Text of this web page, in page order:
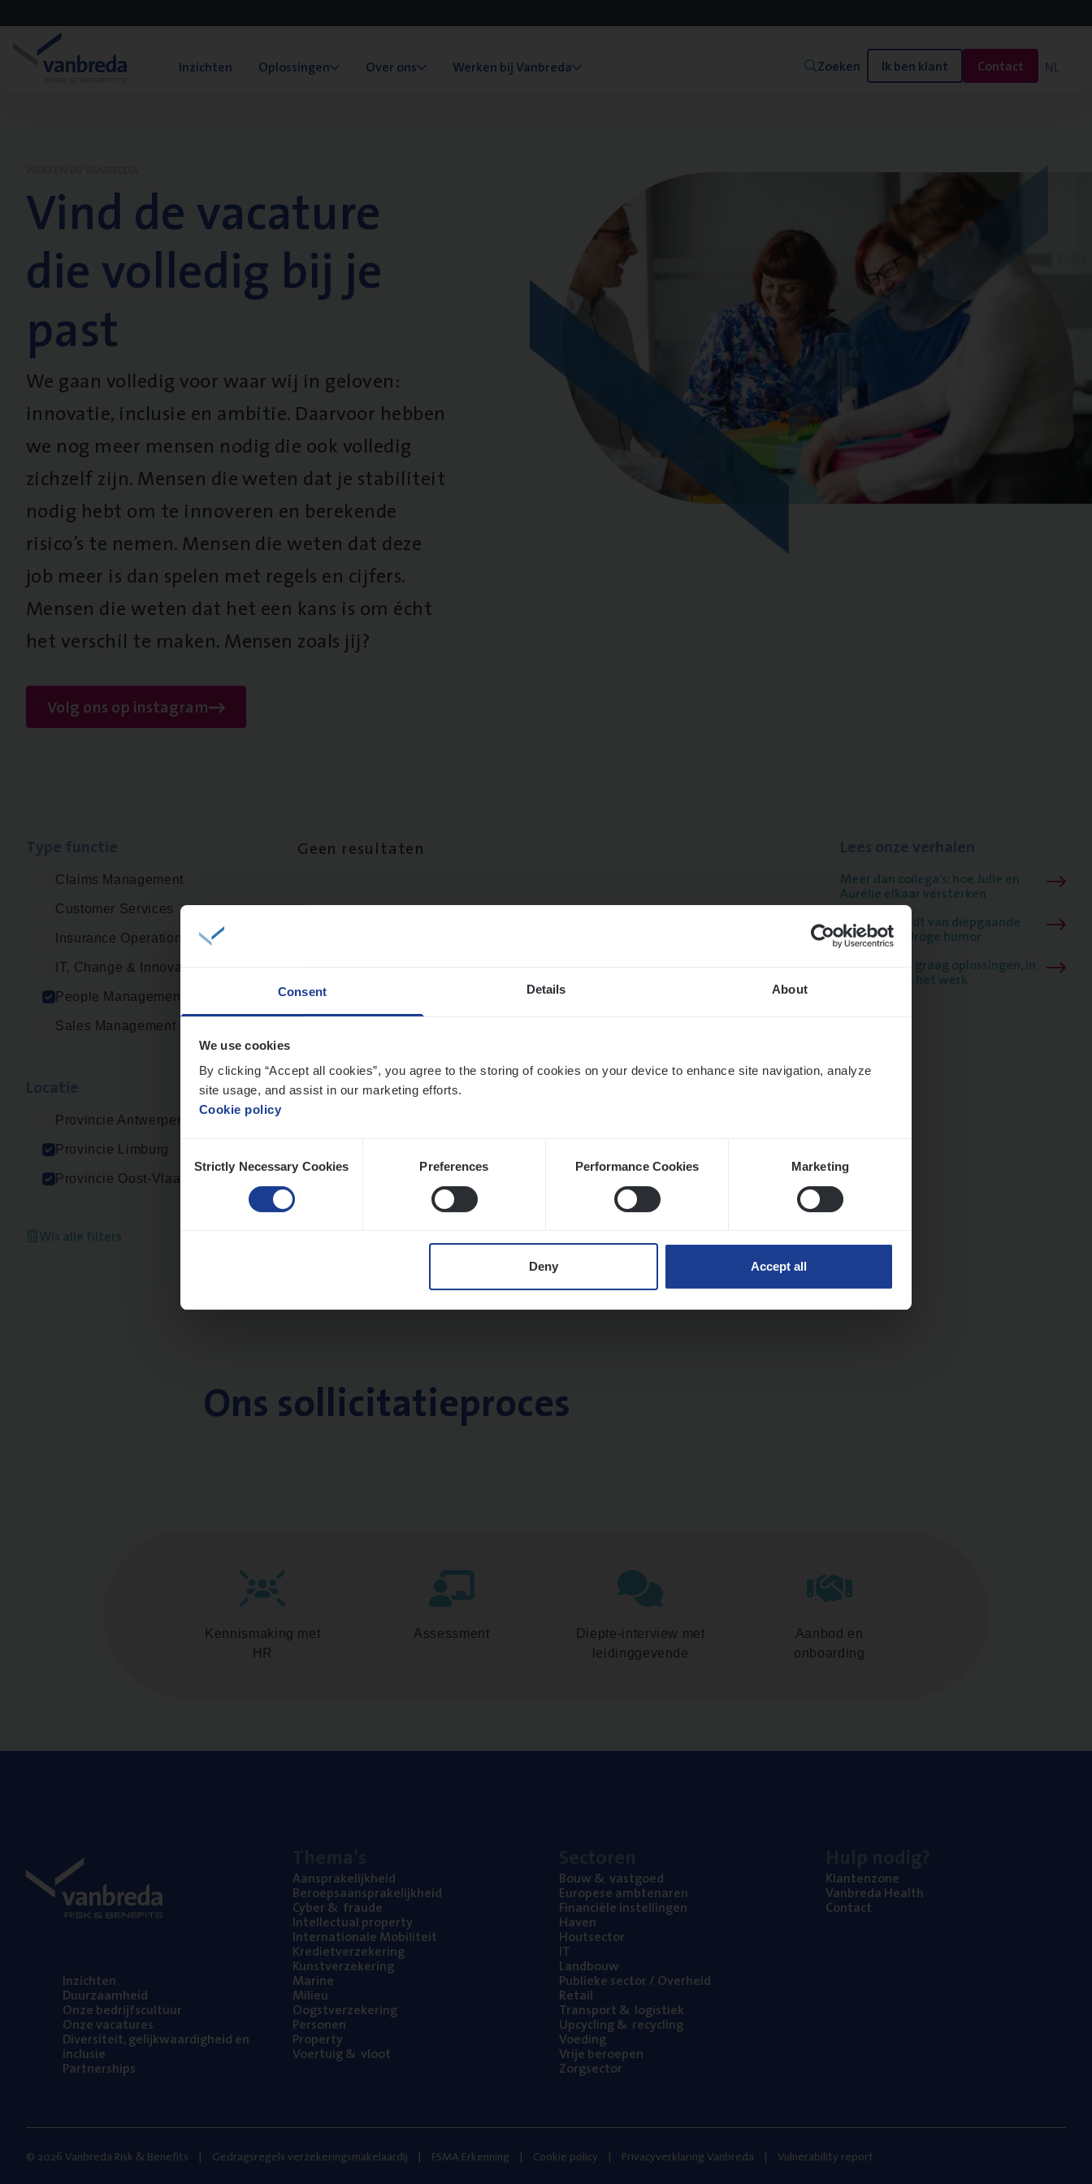
Consent Details About
We use cookies
By clicking “Accept all cookies”, you agree to the storing of cookies on your device to enhance site navigation, analyze
site usage, and assist in our marketing efforts.
Cookie policy
Selection
Strictly Necessary Cookies Preferences Performance Cookies Marketing
Deny Accept all
Inzichten Oplossingen Over ons Werken bij Vanbreda Zoeken Ik ben klant Contact NL
Vind de vacature
die volledig bij je
past
We gaan volledig voor waar wij in geloven:
innovatie, inclusie en ambitie. Daarvoor hebben
we nog meer mensen nodig die ook volledig
zichzelf zijn. Mensen die weten dat je stabiliteit
nodig hebt om te innoveren en berekende
risico’s te nemen. Mensen die weten dat deze
job meer is dan spelen met regels en cijfers.
Mensen die weten dat het een kans is om écht
het verschil te maken. Mensen zoals jij?
Volg ons op instagram
Claims Management
Customer Services
Insurance Operations
IT, Change & Innovation
People Management
Sales Management
Provincie Antwerpen
Provincie Limburg
Provincie Oost-Vlaanderen
Wis alle filters
Geen resultaten
Meer dan collega’s: hoe Julie en
Aurélie elkaar versterken
Mathias houdt van diepgaande
dossiers én droge humor
Thalia zoekt graag oplossingen, in
games én op het werk
Ons sollicitatieproces
Kennismaking met
HR
Assessment
Diepte-interview met
leidinggevende
Aanbod en
onboarding
Inzich­ten
Duur­zaam­heid
Onze bedrijfs­cul­tuur
Onze vaca­tu­res
Diver­si­teit, gelijk­waar­dig­heid en
inclusie
Part­ner­ships
Aan­spra­ke­lijk­heid
Beroeps­aan­spra­ke­lijk­heid
Cyber& fraude
Intel­lec­tu­al property
Inter­na­ti­o­na­le Mobiliteit
Kre­diet­ver­ze­ke­ring
Kunst­ver­ze­ke­ring
Mari­ne
Mili­eu
Oogst­ver­ze­ke­ring
Per­so­nen
Pro­per­ty
Voer­tuig& vloot
Bouw& vastgoed
Euro­pe­se ambtenaren
Finan­ci­ë­le instellingen
Haven
Hout­sec­tor
IT
Land­bouw
Publie­ke sec­tor / Overheid
Retail
Trans­port& logistiek
Upcy­cling& recycling
Voe­ding
Vrije beroe­pen
Zorg­sec­tor
Klan­ten­zo­ne
Van­b­re­da Health
Con­tact
© 2026 Vanbreda Risk & Benefits Gedragsregels verzekeringsmakelaardij FSMA Erkenning Cookie policy Privacyverklaring Vanbreda Vulnerability report